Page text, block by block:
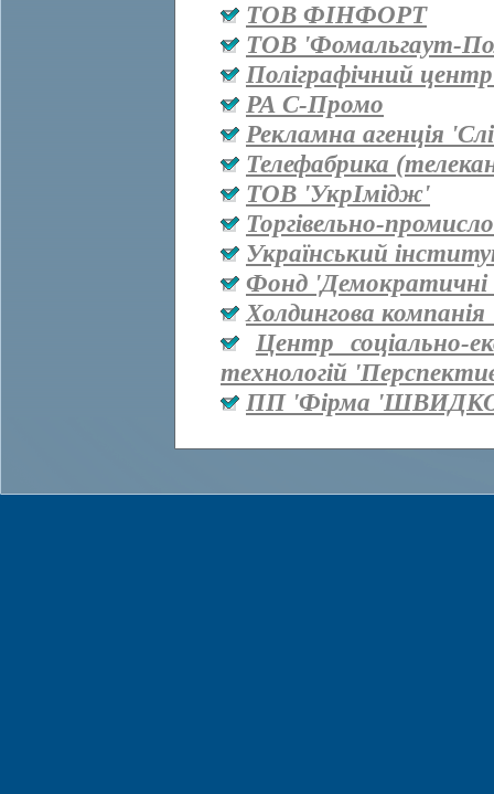
ТОВ ФІНФОРТ
ТОВ 'Фомальгаут-
Поліграфічний
РА С-Промо
Рекламна агенція
Телефабрика
ТОВ 'УкрІмідж'
Торгівельно-
Український
Фонд 'Демократичні
Холдингова
Центр соціально-
технологій
ПП 'Фірма